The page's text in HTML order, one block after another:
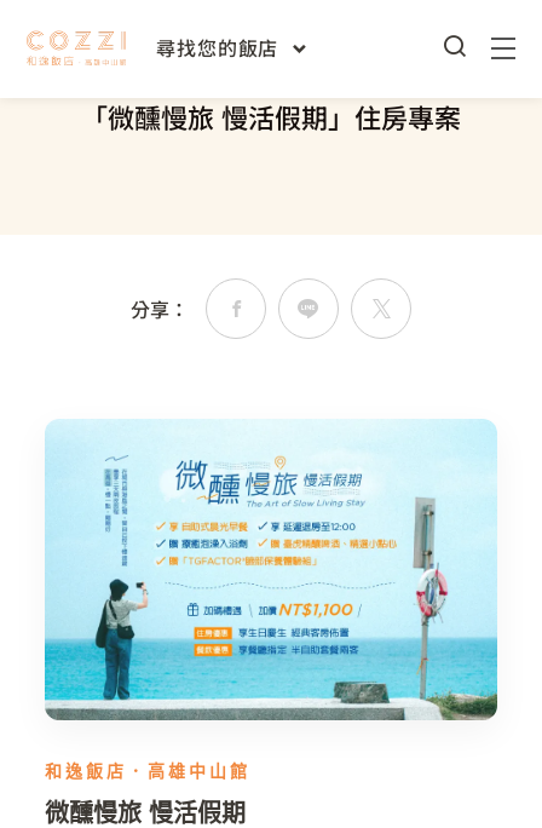
尋找您的飯店
「微醺慢旅 慢活假期」住房專案
專屬優惠
分享：
和逸飯店．高雄中山館
微醺慢旅 慢活假期